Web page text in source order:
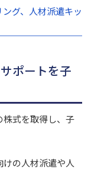
グ、人材派遣キッ
ポートを子
式を取得し、子
の人材派遣や人